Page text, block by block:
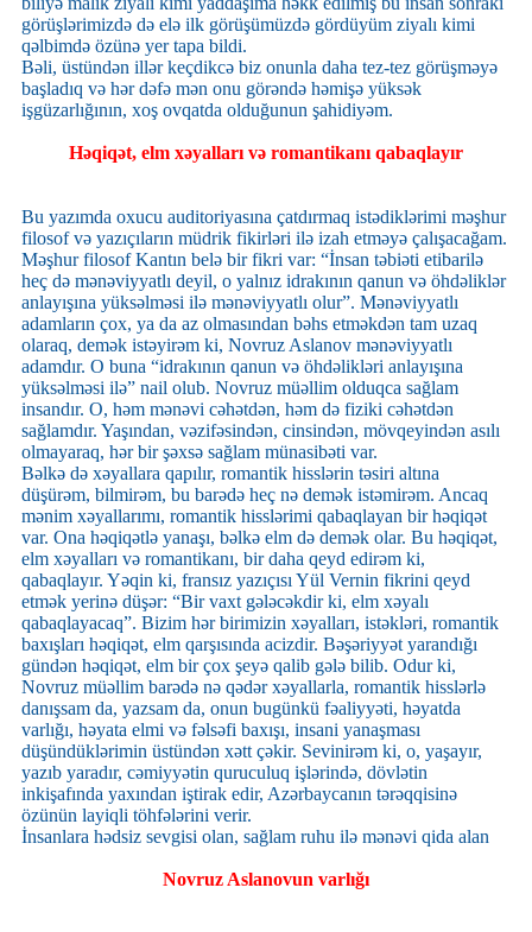
görüşlərimizdə də elə ilk görüşümüzdə gördüyüm ziyalı kimi
qəlbimdə özünə yer tapa bildi.
Bəli, üstündən illər keçdikcə biz onunla daha tez-tez görüşməyə
başladıq və hər dəfə mən onu görəndə həmişə yüksək
işgüzarlığının, xoş ovqatda olduğunun şahidiyəm.
Həqiqət, elm xəyalları və romantikanı qabaqlayır
Bu yazımda oxucu auditoriyasına çatdırmaq istədiklərimi məşhur
filosof və yazıçıların müdrik fikirləri ilə izah etməyə çalışacağam.
Məşhur filosof Kantın belə bir fikri var: “İnsan təbiəti etibarilə
heç də mənəviyyatlı deyil, o yalnız idrakının qanun və öhdəliklər
anlayışına yüksəlməsi ilə mənəviyyatlı olur”. Mənəviyyatlı
adamların çox, ya da az olmasından bəhs etməkdən tam uzaq
olaraq, demək istəyirəm ki, Novruz Aslanov mənəviyyatlı
adamdır. O buna “idrakının qanun və öhdəlikləri anlayışına
yüksəlməsi ilə” nail olub. Novruz müəllim olduqca sağlam
insandır. O, həm mənəvi cəhətdən, həm də fiziki cəhətdən
sağlamdır. Yaşından, vəzifəsindən, cinsindən, mövqeyindən asılı
olmayaraq, hər bir şəxsə sağlam münasibəti var.
Bəlkə də xəyallara qapılır, romantik hisslərin təsiri altına
düşürəm, bilmirəm, bu barədə heç nə demək istəmirəm. Ancaq
mənim xəyallarımı, romantik hisslərimi qabaqlayan bir həqiqət
var. Ona həqiqətlə yanaşı, bəlkə elm də demək olar. Bu həqiqət,
elm xəyalları və romantikanı, bir daha qeyd edirəm ki,
qabaqlayır. Yəqin ki, fransız yazıçısı Yül Vernin fikrini qeyd
etmək yerinə düşər: “Bir vaxt gələcəkdir ki, elm xəyalı
qabaqlayacaq”. Bizim hər birimizin xəyalları, istəkləri, romantik
baxışları həqiqət, elm qarşısında acizdir. Bəşəriyyət yarandığı
gündən həqiqət, elm bir çox şeyə qalib gələ bilib. Odur ki,
Novruz müəllim barədə nə qədər xəyallarla, romantik hisslərlə
danışsam da, yazsam da, onun bugünkü fəaliyyəti, həyatda
varlığı, həyata elmi və fəlsəfi baxışı, insani yanaşması
düşündüklərimin üstündən xətt çəkir. Sevinirəm ki, o, yaşayır,
yazıb yaradır, cəmiyyətin quruculuq işlərində, dövlətin
inkişafında yaxından iştirak edir, Azərbaycanın tərəqqisinə
özünün layiqli töhfələrini verir.
İnsanlara hədsiz sevgisi olan, sağlam ruhu ilə mənəvi qida alan
Novruz Aslanovun varlığı